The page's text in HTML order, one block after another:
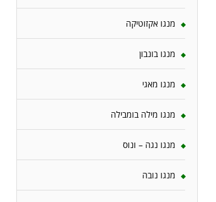
מנגו אקזוטיקה
מנגו בונבון
מנגו מאגי
מנגו מילה בומבילה
מנגו נגה – ונוס
מנגו נובה